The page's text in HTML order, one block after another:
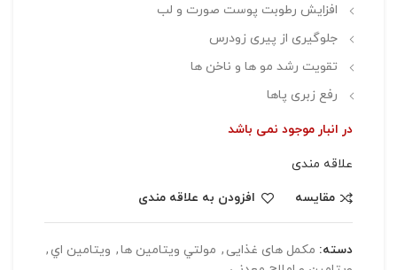
افزایش رطوبت پوست صورت و لب
جلوگیری از پیری زودرس
تقویت رشد مو ها و ناخن ها
رفع زبری پاها
در انبار موجود نمی باشد
علاقه مندی
مقایسه
افزودن به علاقه مندی
دسته: مکمل های غذایی , مولتي ويتامين ها, ويتامين اي ,